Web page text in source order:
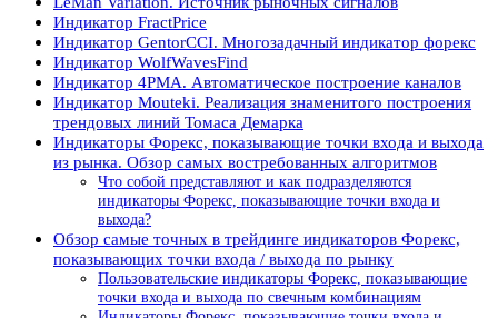
Индикатор FractPrice
Индикатор GentorCCI. Многозадачный индикатор форекс
Индикатор WolfWavesFind
Индикатор 4PMA. Автоматическое построение каналов
Индикатор Mouteki. Реализация знаменитого построения
трендовых линий Томаса Демарка
Индикаторы Форекс, показывающие точки входа и выхода
из рынка. Обзор самых востребованных алгоритмов
Что собой представляют и как подразделяются
индикаторы Форекс, показывающие точки входа и
выхода?
Обзор самые точных в трейдинге индикаторов Форекс,
показывающих точки входа / выхода по рынку
Пользовательские индикаторы Форекс, показывающие
точки входа и выхода по свечным комбинациям